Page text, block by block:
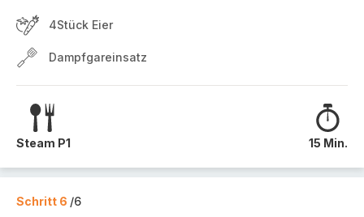
4Stück Eier
Dampfgareinsatz
Steam P1 15 Min.
Schritt 6 /6